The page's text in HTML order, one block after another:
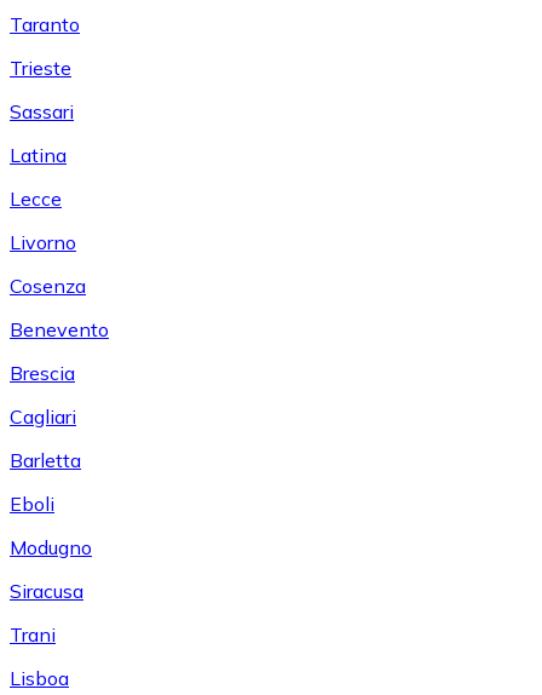
Taranto
Trieste
Sassari
Latina
Lecce
Livorno
Cosenza
Benevento
Brescia
Cagliari
Barletta
Eboli
Modugno
Siracusa
Trani
Lisboa